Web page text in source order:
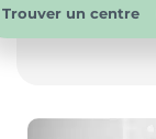
Trouver un centre